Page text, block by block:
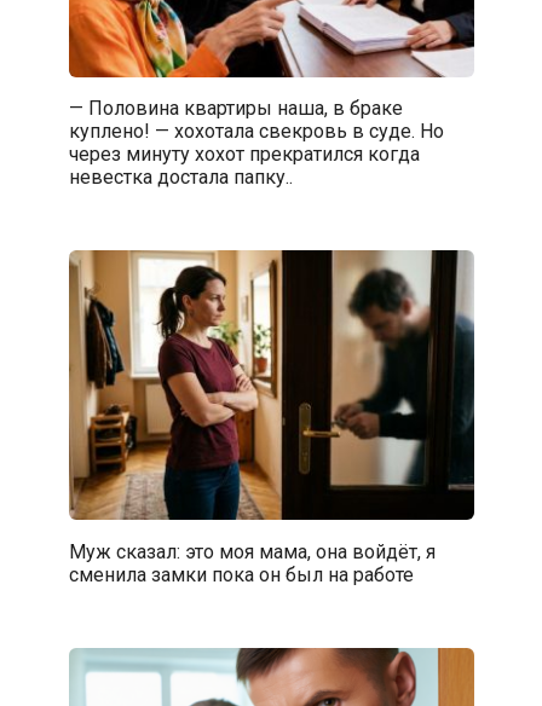
— Половина квартиры наша, в браке
куплено! — хохотала свекровь в суде. Но
через минуту хохот прекратился когда
невестка достала папку..
Муж сказал: это моя мама, она войдёт, я
сменила замки пока он был на работе